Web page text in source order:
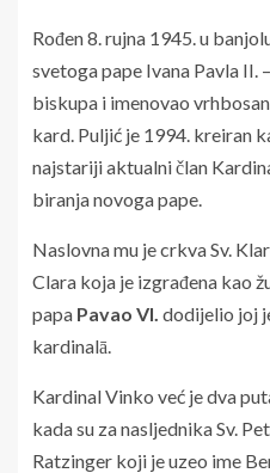
Rođen 8. rujna 1945. u
svetoga pape Ivana Pavla II.
biskupa i imenovao
kard. Puljić je 1994. kreiran
najstariji aktualni član
biranja novoga pape.
Naslovna mu je crkva Sv.
Clara koja je izgrađena kao
papa Pavao VI. dodijelio joj
kardinalā.
Kardinal Vinko već je dva
kada su za nasljednika Sv.
Ratzinger koji je uzeo ime